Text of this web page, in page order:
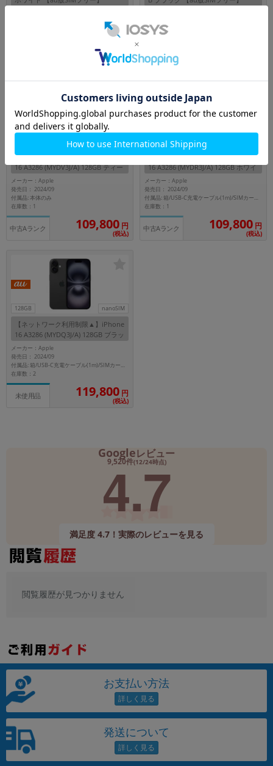
114,800円
付属品: 本体のみ
中古Bランク
nanoSIM
【ネットワーク利用制限▲】iPhone
16 A3286 (MYDV3J/A) 128GB ティー
ル 【au版SIMフリー】
メーカー：Apple
発売日： 2024/09
付属品: 本体のみ
在庫数：1
中古Aランク 109,800 円
(税込)
128GB
【ネットワーク利用制限▲】iPhone
16 A3286 (MYDR3J/A) 128GB ホワイ
ト 【au版SIMフリー】
メーカー：Apple
発売日： 2024/09
付属品: 箱/USB-C充電ケーブル(1m)/SIMカードツール
在庫数：1
中古Aランク 109,800 円
(税込)
128GB nanoSIM
【ネットワーク利用制限▲】iPhone
16 A3286 (MYDQ3J/A) 128GB ブラッ
ク 【au版SIMフリー】
メーカー：Apple
発売日： 2024/09
付属品: 箱/USB-C充電ケーブル(1m)/SIMカードツール
在庫数：2
未使用品 119,800 円
(税込)
Googleレビュー
9,520件(12/24時点)
4.7
満足度 4.7！実際のレビューを見る
閲覧履歴が見つかりません
お支払い方法
発送について